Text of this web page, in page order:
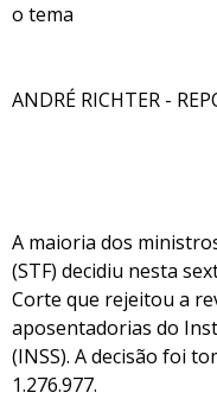
o tema
ANDRÉ RICHTER -
A maioria dos
(STF) decidiu nesta
Corte que rejeitou a
aposentadorias do
(INSS). A decisão foi
1.276.977.